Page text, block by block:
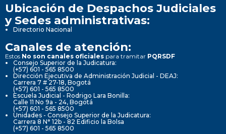
Ubicación de Despachos Judiciales
y Sedes administrativas:
Directorio Nacional
Canales de atención:
Estos No son canales oficiales para tramitar PQRSDF
Consejo Superior de la Judicatura:
(+57) 601 - 565 8500
Dirección Ejecutiva de Administración Judicial - DEAJ:
Carrera 7 # 27-18, Bogotá
(+57) 601 - 565 8500
Escuela Judicial - Rodrigo Lara Bonilla:
Calle 11 No 9a - 24, Bogotá
(+57) 601 - 565 8500
Unidades - Consejo Superior de la Judicatura:
Carrera 8 N° 12b - 82 Edificio la Bolsa
(+57) 601 - 565 8500